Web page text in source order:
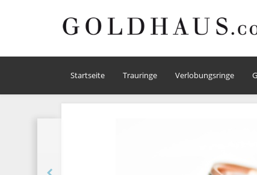
Startseite Trauringe Verlobungsringe